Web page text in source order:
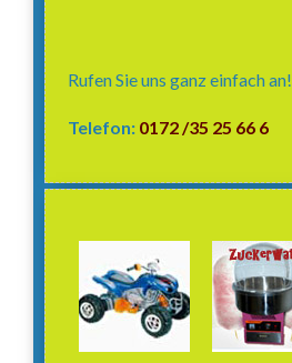
Rufen Sie uns ganz einfach an!
Telefon: 0172 /35 25 66 6